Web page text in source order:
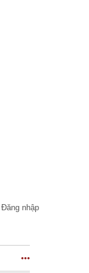
Đăng nhập